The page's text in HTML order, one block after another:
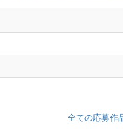
全ての応募作